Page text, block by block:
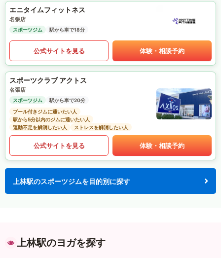
エニタイムフィットネス
名張店
スポーツジム 駅から車で18分
公式サイトを見る 体験・相談予約
スポーツクラブ アクトス
名張店
スポーツジム
駅から車で20分
プール付きジムに通いたい人
駅から5分以内のジムに通いたい人
運動不足を解消したい人
ストレスを解消したい人
公式サイトを見る 体験・相談予約
上林駅のスポーツジムを目的別に探す
上林駅のヨガを探す